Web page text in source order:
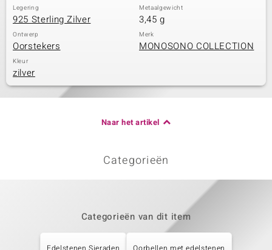
Legering
925 Sterling Zilver
Metaalgewicht
3,45 g
Ontwerp
Oorstekers
Merk
MONOSONO COLLECTION
Kleur
zilver
Naar het artikel
Categorieën
Categorieën van dit item